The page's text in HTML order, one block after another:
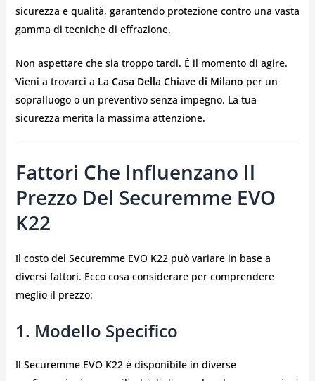
sicurezza e qualità, garantendo protezione contro una vasta
gamma di tecniche di effrazione.
Non aspettare che sia troppo tardi. È il momento di agire.
Vieni a trovarci a La Casa Della Chiave di Milano per un
sopralluogo o un preventivo senza impegno. La tua
sicurezza merita la massima attenzione.
Fattori Che Influenzano Il
Prezzo Del Securemme EVO
K22
Il costo del Securemme EVO K22 può variare in base a
diversi fattori. Ecco cosa considerare per comprendere
meglio il prezzo:
1. Modello Specifico
Il Securemme EVO K22 è disponibile in diverse